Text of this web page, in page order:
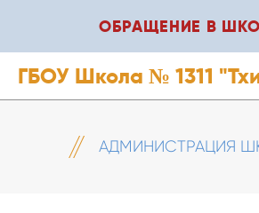
ОБРАЩЕНИЕ В
ГБОУ Школа № 1311
АДМИНИСТРАЦИЯ